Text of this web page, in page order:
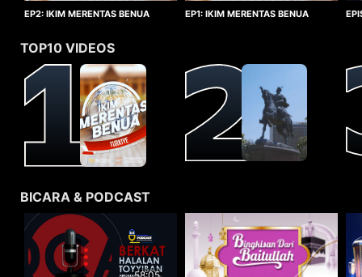
EP2: IKIM MERENTAS BENUA
EP1: IKIM MERENTAS BENUA
TOP10 VIDEOS
BICARA & PODCAST